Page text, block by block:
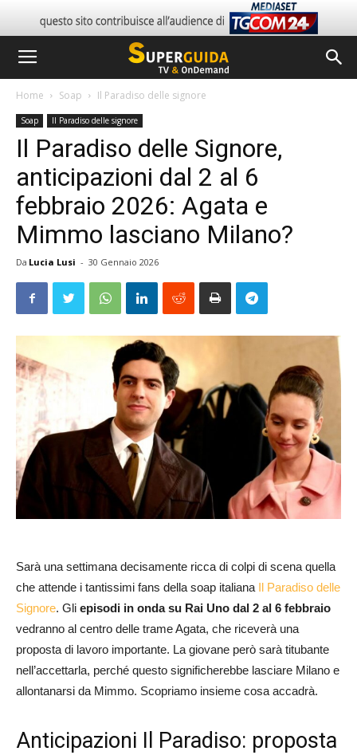
Home Soap Il Paradiso delle signore
Soap Il Paradiso delle signore
Il Paradiso delle Signore,
anticipazioni dal 2 al 6
febbraio 2026: Agata e
Mimmo lasciano Milano?
Da Lucia Lusi - 30 Gennaio 2026
Sarà una settimana decisamente ricca di colpi di scena quella
che attende i tantissimi fans della soap italiana Il Paradiso delle
Signore. Gli episodi in onda su Rai Uno dal 2 al 6 febbraio
vedranno al centro delle trame Agata, che riceverà una
proposta di lavoro importante. La giovane però sarà titubante
nell’accettarla, perché questo significherebbe lasciare Milano e
allontanarsi da Mimmo. Scopriamo insieme cosa accadrà.
Anticipazioni Il Paradiso: proposta